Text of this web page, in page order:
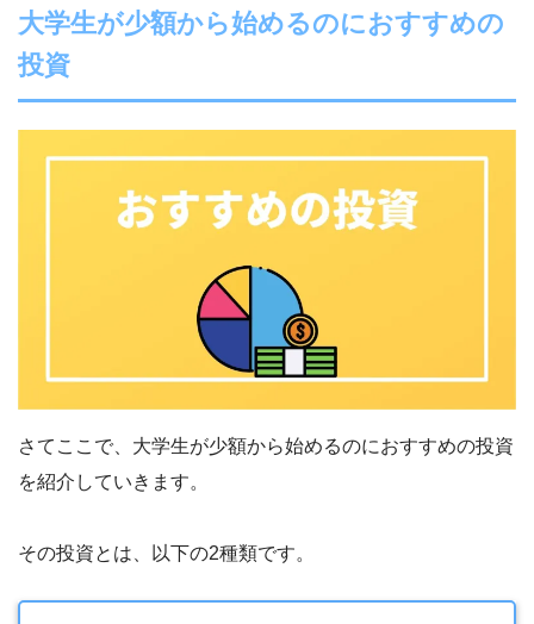
大学生が少額から始めるのにおすすめの
投資
さてここで、大学生が少額から始めるのにおすすめの投資
を紹介していきます。
その投資とは、以下の2種類です。